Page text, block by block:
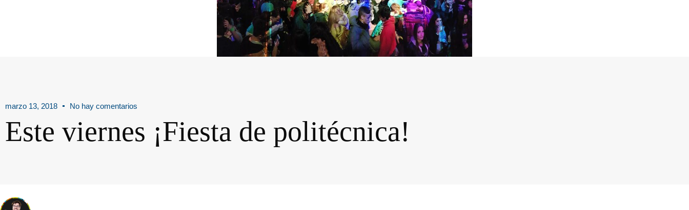
marzo 13, 2018 No hay comentarios
Este viernes ¡Fiesta de politécnica!